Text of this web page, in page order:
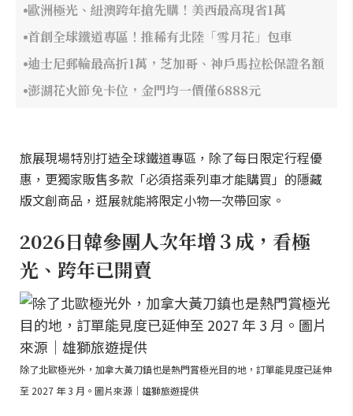
歐洲極光、紐澳跨年搶先購！美西最高現省1萬
首創全球鐵道專區！推稀有北陸「雪月花」包車
迪士尼郵輪最高折1萬，芝加哥、神戶馬拉松保證名額
澎湖花火節免卡位，金門均一價僅6888元
旅展現場特別打造全球鐵道專區，除了每日限定行程優
惠，更獨家販售多款「必須搭乘列車才能購買」的隱藏
版文創商品，逛展就能將限定小物一次帶回家。
2026日韓參團人次年增３成，看極
光、跨年已開賣
除了北歐極光外，加拿大黃刀鎮也是熱門賞極光目的地，訂單能見度已延伸
至 2027 年 3 月。圖片來源｜雄獅旅遊提供